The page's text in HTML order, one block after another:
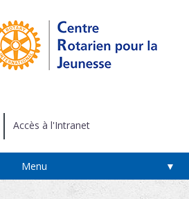
Accès à l'Intranet
Menu ▼